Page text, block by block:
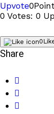
Upvote0
0 Votes: 0
0
Share